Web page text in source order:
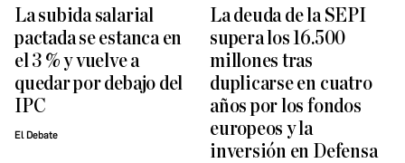
La subida salarial
pactada se estanca en
el 3 % y vuelve a
quedar por debajo del
IPC
El Debate
La deuda de la SEPI
supera los 16.500
millones tras
duplicarse en cuatro
años por los fondos
europeos y la
inversión en Defensa